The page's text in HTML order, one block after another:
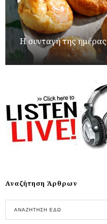
Η συνταγή της ημέρας
Αναζήτηση Άρθρων